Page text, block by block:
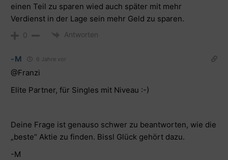
einen Teil zu sparen wied auch später mit mehr
Verdienst in der Lage sein mehr Geld zu sparen.
0 Antworten
-M 6 Jahre vor
@Franzi
Elite Partner, für Singles mit Niveau :-)
Deine Frage ist genauso schwer zu beantworten, wie die
„beste“ Aktie zu finden. Bissl Glück gehört dazu.
-M